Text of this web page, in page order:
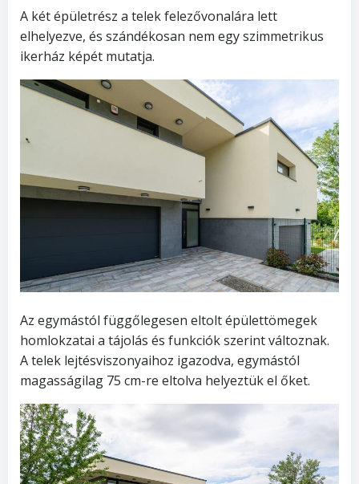
A két épületrész a telek felezővonalára lett
elhelyezve, és szándékosan nem egy szimmetrikus
ikerház képét mutatja.
Az egymástól függőlegesen eltolt épülettömegek
homlokzatai a tájolás és funkciók szerint változnak.
A telek lejtésviszonyaihoz igazodva, egymástól
magasságilag 75 cm-re eltolva helyeztük el őket.